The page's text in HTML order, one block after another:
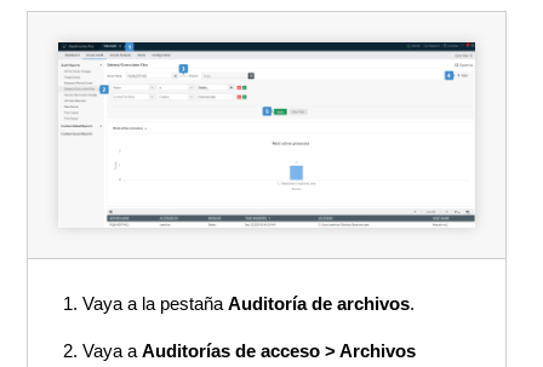
Vaya a la pestaña Auditoría de archivos.
Vaya a Auditorías de acceso > Archivos